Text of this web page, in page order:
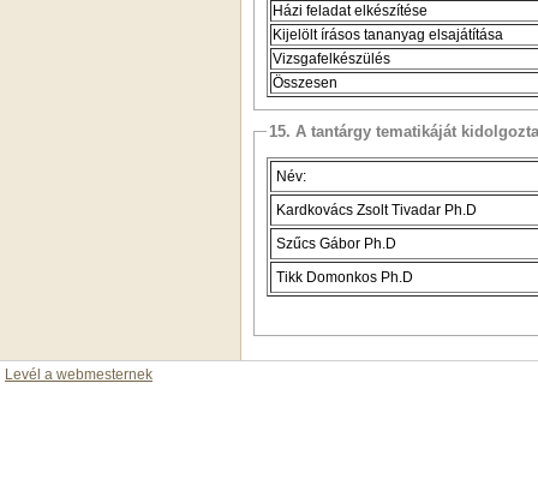
Házi feladat elkészítése
Kijelölt írásos tananyag elsajátítása
Vizsgafelkészülés
Összesen
15. A tantárgy tematikáját kidolgozta
Név:
Kardkovács Zsolt Tivadar Ph.D
Szűcs Gábor Ph.D
Tikk Domonkos Ph.D
Levél a webmesternek